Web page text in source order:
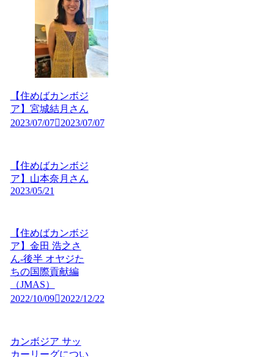
【住めばカンボジ
ア】宮城結月さん
2023/07/07
2023/07/07
【住めばカンボジ
ア】山本奈月さん
2023/05/21
【住めばカンボジ
ア】金田 浩之さ
ん-後半 オヤジた
ちの国際貢献編
（JMAS）
2022/10/09
2022/12/22
カンボジア サッ
カーリーグについ